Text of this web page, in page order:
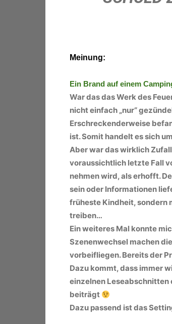
Meinung:
Ein Brand auf einem
War das das Werk des
nicht einfach „nur“
Erschreckenderweise
ist. Somit handelt es sich
Aber war das wirklich
voraussichtlich letzte Fall
nehmen wird, als erhofft.
sein oder Informationen
früheste Kindheit, sondern
treiben…
Ein weiteres Mal konnte
Szenenwechsel machen
vorbeifliegen. Bereits der
Dazu kommt, dass immer
einzelnen Leseabschnitten
beiträgt
Dazu passend ist das